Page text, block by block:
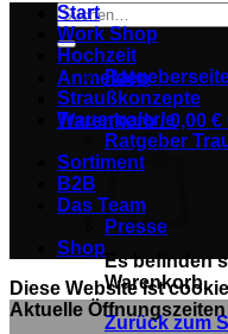
Suchen
nach:
Anmelden
Warenkorb /0,00 €
Es befinden
Warenkorb.
Zurück zum
Start
Work Shop
Hochzeit
Straußkonzepte
Trauergalerie
Ratgeber
Sortiment
B2B
Das Team
Presse
Shop
Diese Website ist
Aktuelle Öffnungszeiten